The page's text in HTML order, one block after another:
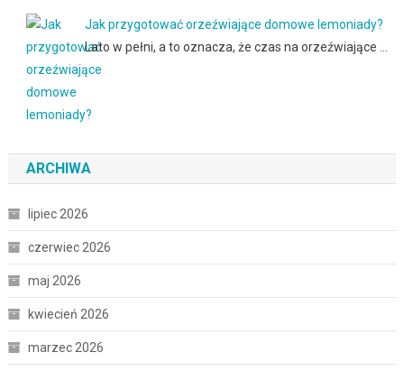
Jak przygotować orzeźwiające domowe lemoniady?
Lato w pełni, a to oznacza, że czas na orzeźwiające …
ARCHIWA
lipiec 2026
czerwiec 2026
maj 2026
kwiecień 2026
marzec 2026